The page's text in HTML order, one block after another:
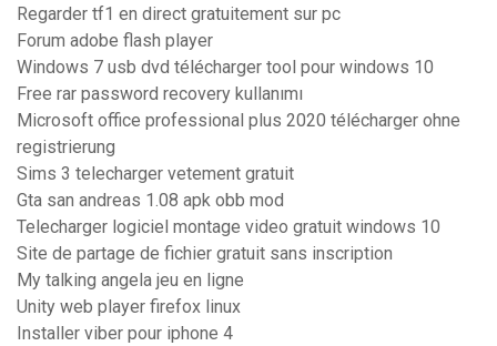
Regarder tf1 en direct gratuitement sur pc
Forum adobe flash player
Windows 7 usb dvd télécharger tool pour windows 10
Free rar password recovery kullanımı
Microsoft office professional plus 2020 télécharger ohne
registrierung
Sims 3 telecharger vetement gratuit
Gta san andreas 1.08 apk obb mod
Telecharger logiciel montage video gratuit windows 10
Site de partage de fichier gratuit sans inscription
My talking angela jeu en ligne
Unity web player firefox linux
Installer viber pour iphone 4